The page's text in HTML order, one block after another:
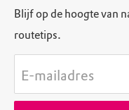
Blijf op de hoogte van
routetips.
E-mailadres